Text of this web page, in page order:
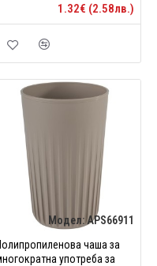
1.32€ (2.58лв.)
Модел:APS66911
чаша за
употреба за